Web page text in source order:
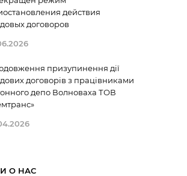
действия
договоров
призупинення дії
договорів з працівниками
депо Волноваха ТОВ
О НАС